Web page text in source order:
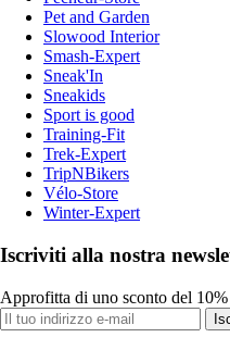
Pet and Garden
Slowood Interior
Smash-Expert
Sneak'In
Sneakids
Sport is good
Training-Fit
Trek-Expert
TripNBikers
Vélo-Store
Winter-Expert
Iscriviti alla nostra
Approfitta di uno sconto del